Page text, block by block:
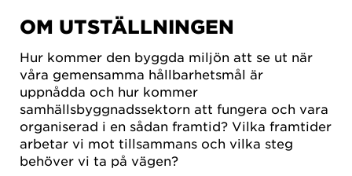
OM UTSTÄLLNINGEN
Hur kommer den byggda miljön att se ut när
våra gemensamma hållbarhetsmål är
uppnådda och hur kommer
samhällsbyggnadssektorn att fungera och vara
organiserad i en sådan framtid? Vilka framtider
arbetar vi mot tillsammans och vilka steg
behöver vi ta på vägen?